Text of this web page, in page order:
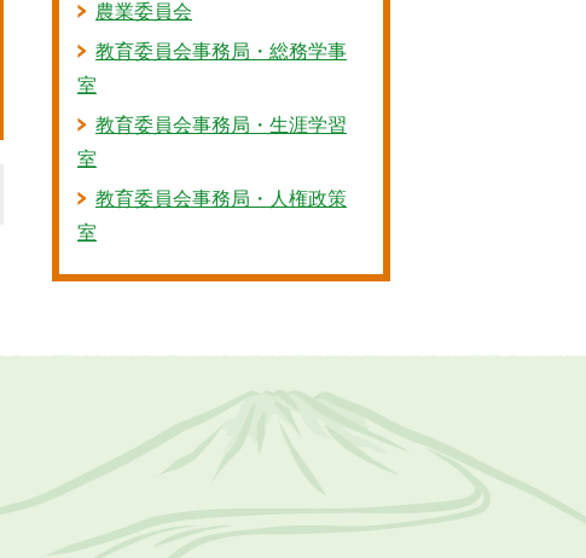
農業委員会
教育委員会事務局・総務学事
室
教育委員会事務局・生涯学習
室
教育委員会事務局・人権政策
室